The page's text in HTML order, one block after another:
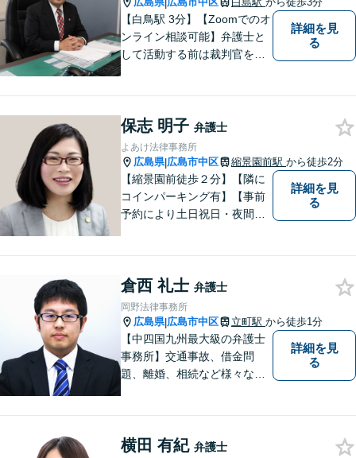
|
【白鳥駅 3分】【Zoomでのオ
ンライン相談可能】弁護士と
して活動する前は裁判官を務
と思っています。少しでも何
か気になることがありました
ら、お気軽にご相談くださ
い。
詳細を見
る
保志 明子 弁護士
よあけ法律事務所
広島県|広島市中区 縮景園前駅 から徒歩2分
【縮景園前徒歩２分】【隣に
コインパーキング有】【事前
予約により土日祝日・夜間の
務、交通事故、相続・遺言・
後見、離婚問題、刑事事件な
ど。
詳細を見
る
倉西 礼士 弁護士
岡野法律事務所
広島県|広島市中区 立町駅 から徒歩1分
【中四国九州最大級の弁護士
事務所】交通事故、借金問
題、離婚、相続など様々な問
い！
詳細を見
る
横田 有紀 弁護士